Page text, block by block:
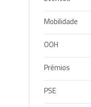
Mobilidade
OOH
Prémios
PSE